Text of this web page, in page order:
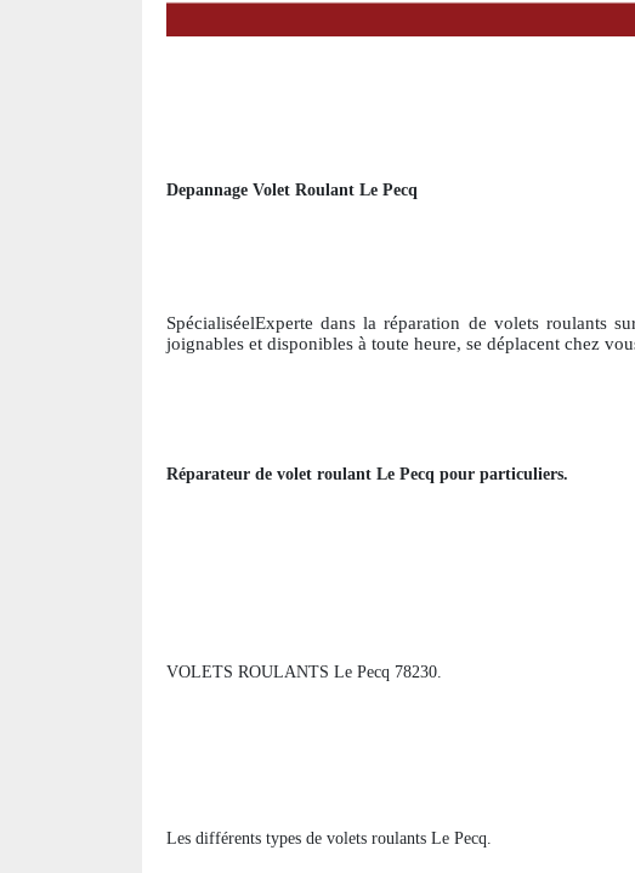
Depannage Volet Roulant Le Pecq
SpécialiséelExperte dans la réparation de volets roulants
joignables et disponibles à toute heure, se déplacent chez
Réparateur de volet roulant Le Pecq pour particuliers.
VOLETS ROULANTS Le Pecq 78230.
Les différents types de volets roulants Le Pecq.